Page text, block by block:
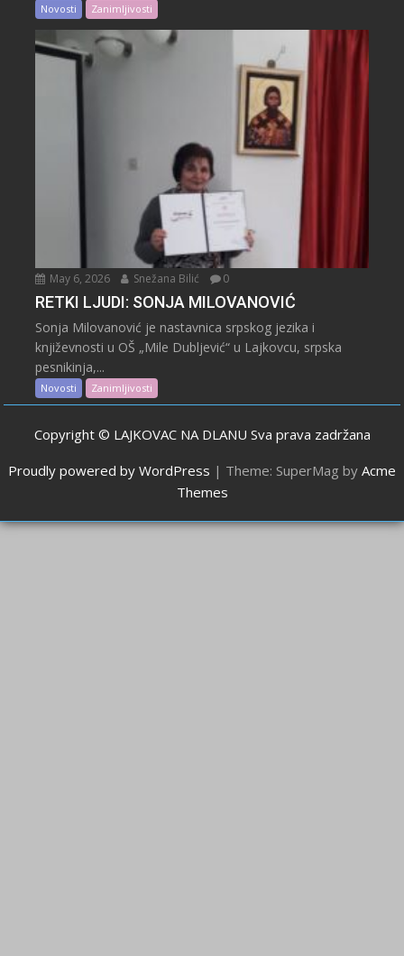
Novosti Zanimljivosti
May 6, 2026 Snežana Bilić 0
RETKI LJUDI: SONJA MILOVANOVIĆ
Sonja Milovanović je nastavnica srpskog jezika i
književnosti u OŠ „Mile Dubljević“ u Lajkovcu, srpska
pesnikinja,...
Novosti Zanimljivosti
Copyright © LAJKOVAC NA DLANU Sva prava zadržana
Proudly powered by WordPress | Theme: SuperMag by Acme
Themes